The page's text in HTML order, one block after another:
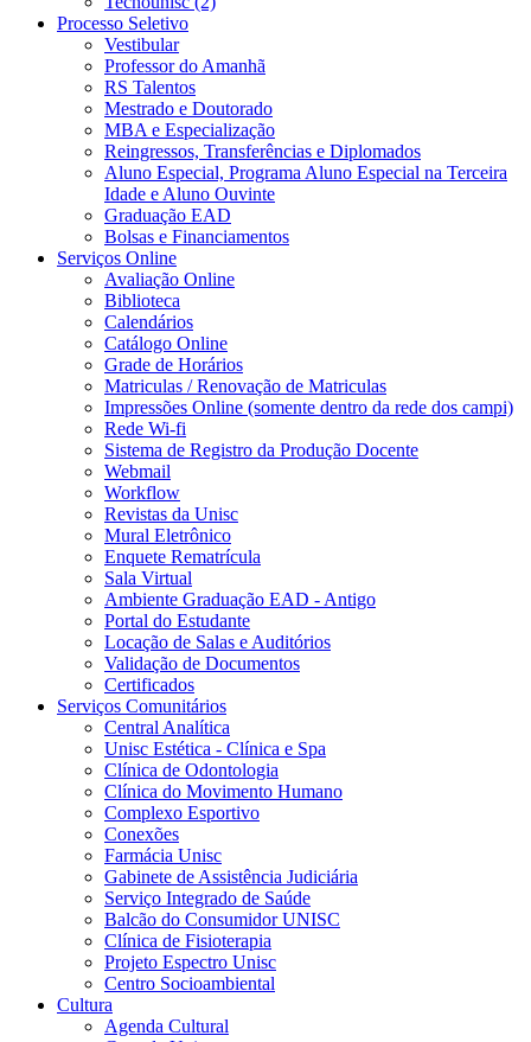
Processo Seletivo
Vestibular
Professor do Amanhã
RS Talentos
Mestrado e Doutorado
MBA e Especialização
Reingressos, Transferências e Diplomados
Aluno Especial, Programa Aluno Especial na Terceira
Idade e Aluno Ouvinte
Graduação EAD
Bolsas e Financiamentos
Serviços Online
Avaliação Online
Biblioteca
Calendários
Catálogo Online
Grade de Horários
Matriculas / Renovação de Matriculas
Impressões Online (somente dentro da rede dos campi)
Rede Wi-fi
Sistema de Registro da Produção Docente
Webmail
Workflow
Revistas da Unisc
Mural Eletrônico
Enquete Rematrícula
Sala Virtual
Ambiente Graduação EAD - Antigo
Portal do Estudante
Locação de Salas e Auditórios
Validação de Documentos
Certificados
Serviços Comunitários
Central Analítica
Unisc Estética - Clínica e Spa
Clínica de Odontologia
Clínica do Movimento Humano
Complexo Esportivo
Conexões
Farmácia Unisc
Gabinete de Assistência Judiciária
Serviço Integrado de Saúde
Balcão do Consumidor UNISC
Clínica de Fisioterapia
Projeto Espectro Unisc
Centro Socioambiental
Cultura
Agenda Cultural